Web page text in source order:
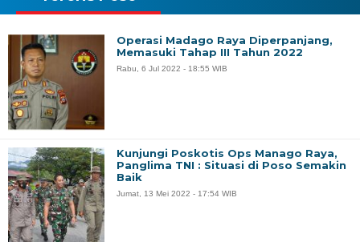
Operasi Madago Raya Diperpanjang,
Memasuki Tahap III Tahun 2022
Rabu, 6 Jul 2022 - 18:55 WIB
Kunjungi Poskotis Ops Manago Raya,
Panglima TNI : Situasi di Poso Semakin
Baik
Jumat, 13 Mei 2022 - 17:54 WIB